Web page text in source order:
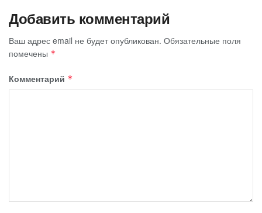
Добавить комментарий
Ваш адрес email не будет опубликован. Обязательные поля
помечены *
Комментарий *